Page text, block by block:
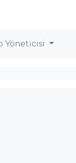
Yöneticisi